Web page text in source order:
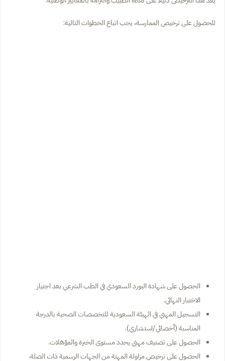
للحصول على ترخيص الممارسة، يجب اتباع الخطوات التالية:
الحصول على شهادة البورد السعودي في الطب الشرعي بعد اجتياز
الاختبار النهائي.
التسجيل المهني في الهيئة السعودية للتخصصات الصحية بالدرجة
المناسبة (أخصائي/استشاري).
الحصول على تصنيف مهني يحدد مستوى الخبرة والمؤهلات.
الحصول على ترخيص مزاولة المهنة من الجهات الرسمية ذات الصلة.